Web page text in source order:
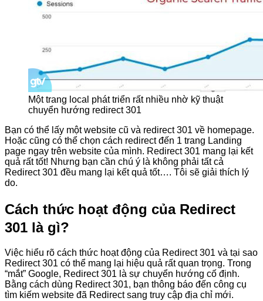
Một trang local phát triển rất nhiều nhờ kỹ thuật
chuyển hướng redirect 301
Bạn có thể lấy một website cũ và redirect 301 về homepage.
Hoặc cũng có thể chọn cách redirect đến 1 trang Landing
page ngay trên website của mình. Redirect 301 mang lại kết
quả rất tốt! Nhưng bạn cần chú ý là không phải tất cả
Redirect 301 đều mang lại kết quả tốt…. Tôi sẽ giải thích lý
do.
Cách thức hoạt động của Redirect
301 là gì?
Việc hiểu rõ cách thức hoạt động của Redirect 301 và tại sao
Redirect 301 có thể mang lại hiệu quả rất quan trọng. Trong
“mắt” Google, Redirect 301 là sự chuyển hướng cố định.
Bằng cách dùng Redirect 301, bạn thông báo đến công cụ
tìm kiếm website đã Redirect sang truy cập địa chỉ mới.